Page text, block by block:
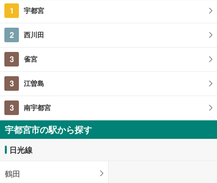
1 宇都宮
2 西川田
3 雀宮
3 江曽島
3 南宇都宮
宇都宮市の駅から探す
日光線
鶴田